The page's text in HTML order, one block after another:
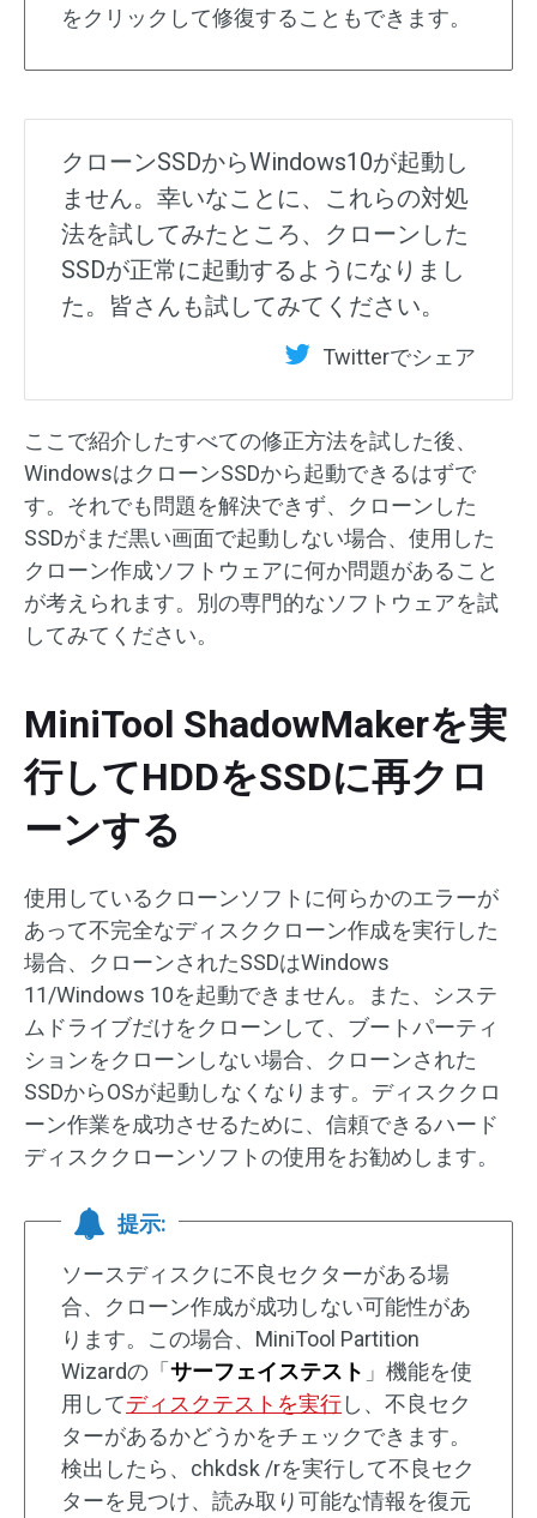
をクリックして修復することもできます。
クローンSSDからWindows10が起動し
ません。幸いなことに、これらの対処
法を試してみたところ、クローンした
SSDが正常に起動するようになりまし
た。皆さんも試してみてください。
Twitterでシェア
ここで紹介したすべての修正方法を試した後、
WindowsはクローンSSDから起動できるはずで
す。それでも問題を解決できず、クローンした
SSDがまだ黒い画面で起動しない場合、使用した
クローン作成ソフトウェアに何か問題があること
が考えられます。別の専門的なソフトウェアを試
してみてください。
MiniTool ShadowMakerを実
行してHDDをSSDに再クロ
ーンする
使用しているクローンソフトに何らかのエラーが
あって不完全なディスククローン作成を実行した
場合、クローンされたSSDはWindows
11/Windows 10を起動できません。また、システ
ムドライブだけをクローンして、ブートパーティ
ションをクローンしない場合、クローンされた
SSDからOSが起動しなくなります。ディスククロ
ーン作業を成功させるために、信頼できるハード
ディスククローンソフトの使用をお勧めします。
提示:
ソースディスクに不良セクターがある場
合、クローン作成が成功しない可能性があ
ります。この場合、MiniTool Partition
Wizardの「 サーフェイステスト 」機能を使
用してディスクテストを実行し、不良セク
ターがあるかどうかをチェックできます。
検出したら、chkdsk /rを実行して不良セク
ターを見つけ、読み取り可能な情報を復元